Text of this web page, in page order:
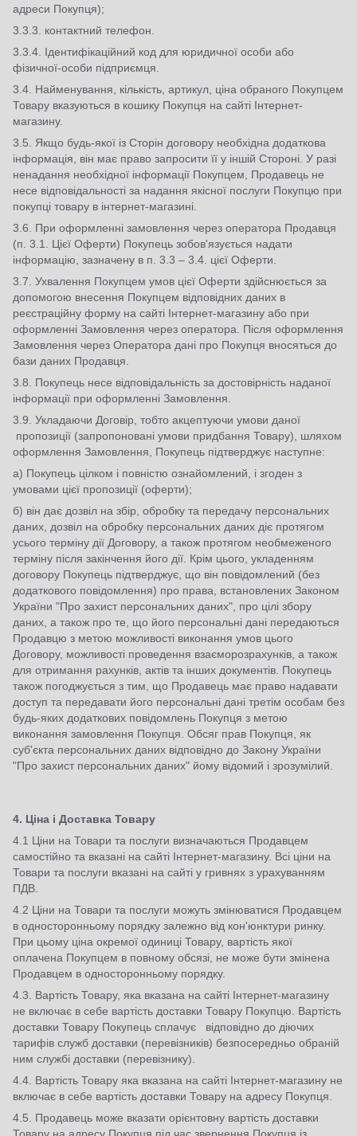
адреси Покупця);
3.3.3. контактний телефон.
3.3.4. Ідентифікаційний код для юридичної особи або
фізичної-особи підприємця.
3.4. Найменування, кількість, артикул, ціна обраного Покупцем
Товару вказуються в кошику Покупця на сайті Інтернет-
магазину.
3.5. Якщо будь-якої із Сторін договору необхідна додаткова
інформація, він має право запросити її у іншій Стороні. У разі
ненадання необхідної інформації Покупцем, Продавець не
несе відповідальності за надання якісної послуги Покупцю при
покупці товару в інтернет-магазині.
3.6. При оформленні замовлення через оператора Продавця
(п. 3.1. Цієї Оферти) Покупець зобов'язується надати
інформацію, зазначену в п. 3.3 – 3.4. цієї Оферти.
3.7. Ухвалення Покупцем умов цієї Оферти здійснюється за
допомогою внесення Покупцем відповідних даних в
реєстраційну форму на сайті Інтернет-магазину або при
оформленні Замовлення через оператора. Після оформлення
Замовлення через Оператора дані про Покупця вносяться до
бази даних Продавця.
3.8. Покупець несе відповідальність за достовірність наданої
інформації при оформленні Замовлення.
3.9. Укладаючи Договір, тобто акцептуючи умови даної
пропозиції (запропоновані умови придбання Товару), шляхом
оформлення Замовлення, Покупець підтверджує наступне:
а) Покупець цілком і повністю ознайомлений, і згоден з
умовами цієї пропозиції (оферти);
б) він дає дозвіл на збір, обробку та передачу персональних
даних, дозвіл на обробку персональних даних діє протягом
усього терміну дії Договору, а також протягом необмеженого
терміну після закінчення його дії. Крім цього, укладенням
договору Покупець підтверджує, що він повідомлений (без
додаткового повідомлення) про права, встановлених Законом
України "Про захист персональних даних", про цілі збору
даних, а також про те, що його персональні дані передаються
Продавцю з метою можливості виконання умов цього
Договору, можливості проведення взаєморозрахунків, а також
для отримання рахунків, актів та інших документів. Покупець
також погоджується з тим, що Продавець має право надавати
доступ та передавати його персональні дані третім особам без
будь-яких додаткових повідомлень Покупця з метою
виконання замовлення Покупця. Обсяг прав Покупця, як
суб'єкта персональних даних відповідно до Закону України
"Про захист персональних даних" йому відомий і зрозумілий.
4. Ціна і Доставка Товару
4.1 Ціни на Товари та послуги визначаються Продавцем
самостійно та вказані на сайті Інтернет-магазину. Всі ціни на
Товари та послуги вказані на сайті у гривнях з урахуванням
ПДВ.
4.2 Ціни на Товари та послуги можуть змінюватися Продавцем
в односторонньому порядку залежно від кон'юнктури ринку.
При цьому ціна окремої одиниці Товару, вартість якої
оплачена Покупцем в повному обсязі, не може бути змінена
Продавцем в односторонньому порядку.
4.3. Вартість Товару, яка вказана на сайті Інтернет-магазину
не включає в себе вартість доставки Товару Покупцю. Вартість
доставки Товару Покупець сплачує відповідно до діючих
тарифів служб доставки (перевізників) безпосередньо обраній
ним службі доставки (перевізнику).
4.4. Вартість Товару яка вказана на сайті Інтернет-магазину не
включає в себе вартість доставки Товару на адресу Покупця.
4.5. Продавець може вказати орієнтовну вартість доставки